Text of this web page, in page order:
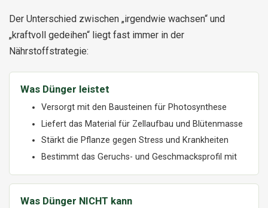
Der Unterschied zwischen „irgendwie wachsen“ und
„kraftvoll gedeihen“ liegt fast immer in der
Nährstoffstrategie:
Was Dünger leistet
Versorgt mit den Bausteinen für Photosynthese
Liefert das Material für Zellaufbau und Blütenmasse
Stärkt die Pflanze gegen Stress und Krankheiten
Bestimmt das Geruchs- und Geschmacksprofil mit
Was Dünger NICHT kann